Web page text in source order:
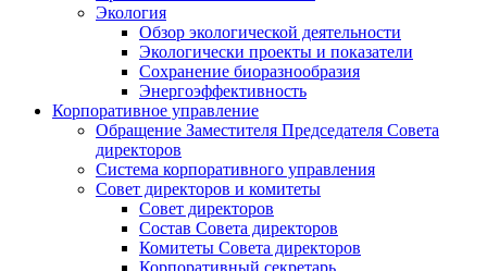
Экология
Обзор экологической деятельности
Экологически проекты и показатели
Сохранение биоразнообразия
Энергоэффективность
Корпоративное управление
Обращение Заместителя Председателя Совета
директоров
Система корпоративного управления
Совет директоров и комитеты
Совет директоров
Состав Совета директоров
Комитеты Совета директоров
Корпоративный секретарь